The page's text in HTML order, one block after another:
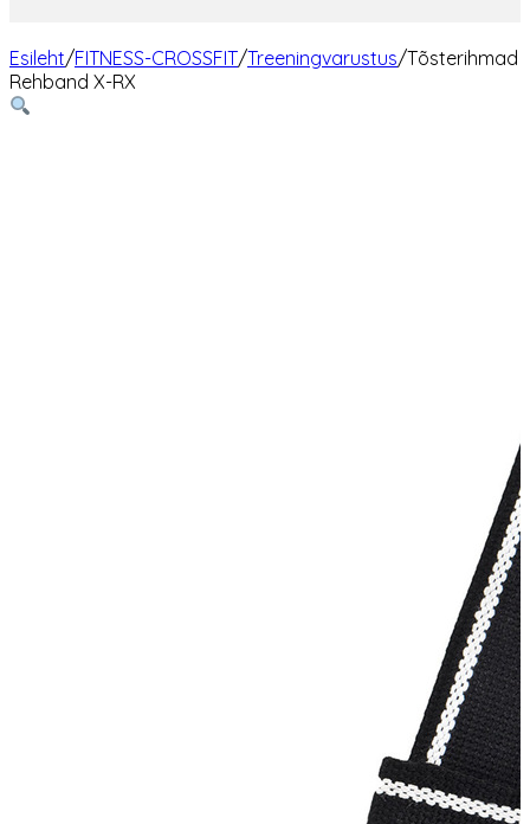
Esileht/FITNESS-CROSSFIT/Treeningvarustus/Tõsterihmad
Rehband X-RX